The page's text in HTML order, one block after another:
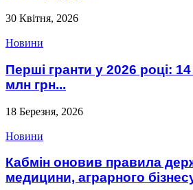
30 Квітня, 2026
Новини
Перші гранти у 2026 році:
млн грн...
18 Березня, 2026
Новини
Кабмін оновив правила
медицини, аграрного